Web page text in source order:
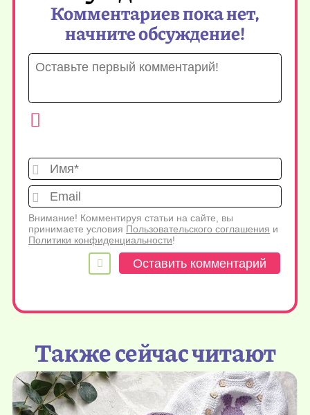
Комментариев пока нет,
начните обсуждение!
Имя*
Внимание! Комментируя статьи на сайте, вы
принимаете условия Пользовательского соглашения и
Политики конфиденциальности!
Также сейчас читают